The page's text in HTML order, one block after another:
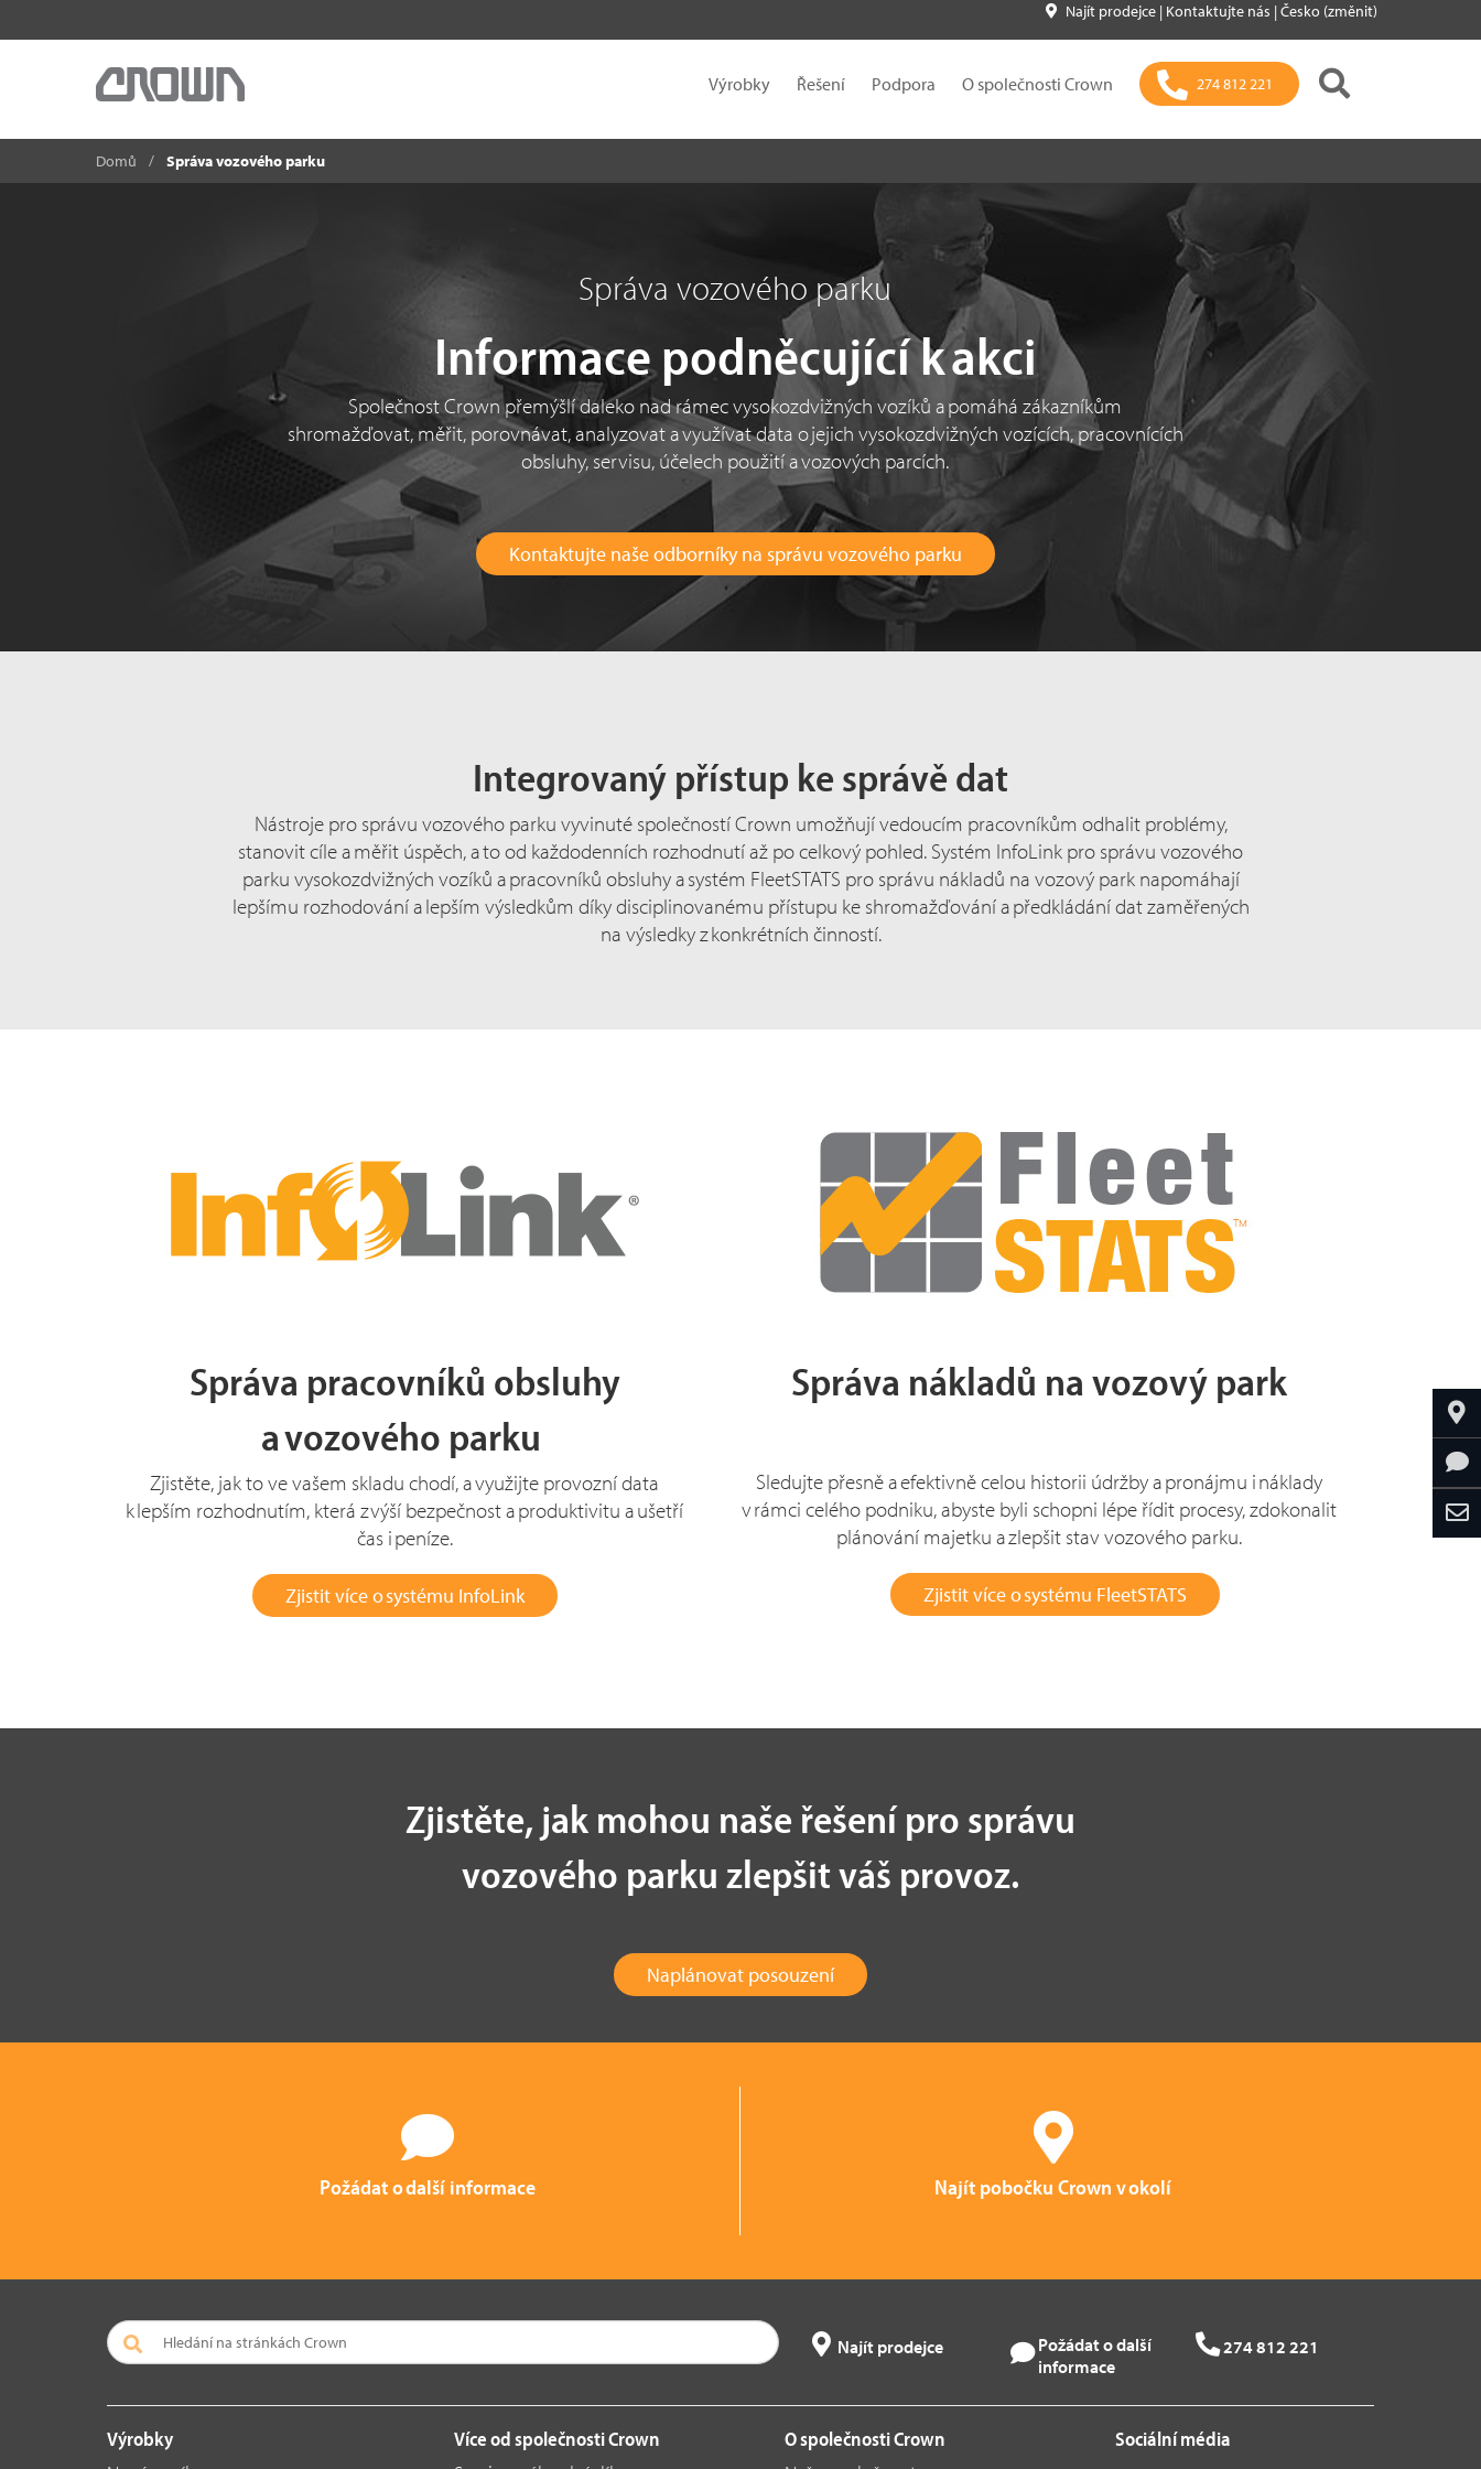
Najít prodejce | Kontaktujte nás |Česko (změnit)
Výrobky Řešení Podpora O společnosti Crown 274 812 221
Domů Správa vozového parku
Správa vozového parku
Informace podněcující k akci
Společnost Crown přemýšlí daleko nad rámec vysokozdvižných vozíků a pomáhá zákazníkům
shromažďovat, měřit, porovnávat, analyzovat a využívat data o jejich vysokozdvižných vozících, pracovnících
obsluhy, servisu, účelech použití a vozových parcích.
Kontaktujte naše odborníky na správu vozového parku
Integrovaný přístup ke správě dat
Nástroje pro správu vozového parku vyvinuté společností Crown umožňují vedoucím pracovníkům odhalit problémy,
stanovit cíle a měřit úspěch, a to od každodenních rozhodnutí až po celkový pohled. Systém InfoLink pro správu vozového
parku vysokozdvižných vozíků a pracovníků obsluhy a systém FleetSTATS pro správu nákladů na vozový park napomáhají
lepšímu rozhodování a lepším výsledkům díky disciplinovanému přístupu ke shromažďování a předkládání dat zaměřených
na výsledky z konkrétních činností.
Správa pracovníků obsluhy
a vozového parku
Zjistěte, jak to ve vašem skladu chodí, a využijte provozní data
k lepším rozhodnutím, která zvýší bezpečnost a produktivitu a ušetří
čas i peníze.
Zjistit více o systému InfoLink
Správa nákladů na vozový park
Sledujte přesně a efektivně celou historii údržby a pronájmu i náklady
v rámci celého podniku, abyste byli schopni lépe řídit procesy, zdokonalit
plánování majetku a zlepšit stav vozového parku.
Zjistit více o systému FleetSTATS
Zjistěte, jak mohou naše řešení pro správu
vozového parku zlepšit váš provoz.
Naplánovat posouzení
Požádat o další informace Najít pobočku Crown v okolí
Najít prodejce
Požádat o další
informace
274 812 221
Výrobky
Více od společnosti Crown
O společnosti Crown
Sociální média